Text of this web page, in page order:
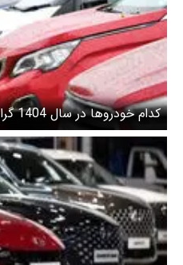
کدام خودروها در سال 1404 گران می شوند؟